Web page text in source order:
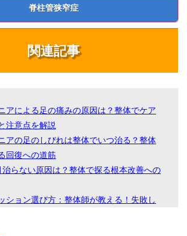
脊柱管狭窄症
関連記事
アによる足の痛みの原因は？整体でケア
注意点を解説
アの足のしびれは整体でいつ治る？整体
回復への道筋
治らない原因は？整体で探る根本改善への
ション選び方：整体師が教える！失敗し